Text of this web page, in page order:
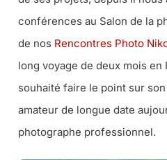
conférences au Salon de la
de nos Rencontres Photo
long voyage de deux mois en
souhaité faire le point sur
amateur de longue date
photographe professionnel.